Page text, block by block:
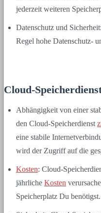
jederzeit weiteren
Datenschutz und
Regel hohe Datenschutz-
Cloud-
Abhängigkeit von einer
den Cloud-Speicherdienst
eine stabile
wird der Zugriff auf die
Kosten: Cloud-
jährliche Kosten
Speicherplatz Du benötigst.